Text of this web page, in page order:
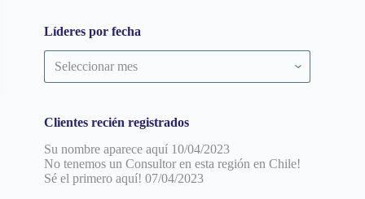
Líderes por fecha
Líderes
por
fecha
Clientes recién registrados
Su nombre aparece aquí 10/04/2023
No tenemos un Consultor en esta región en Chile!
Sé el primero aquí! 07/04/2023